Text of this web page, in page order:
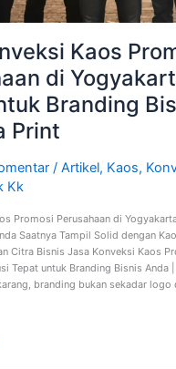
Kaos
di
Branding
Print
/ Artikel, Kaos,
Kk
Promosi Perusahaan di
Saatnya Tampil Solid dengan
Citra Bisnis Jasa Konveksi Kaos
Tepat untuk Branding Bisnis Anda
branding bukan sekadar logo